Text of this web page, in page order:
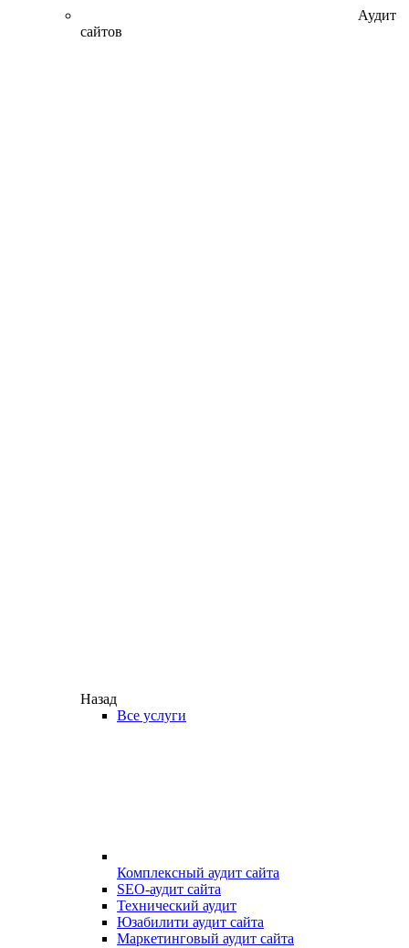
Аудит
сайтов
Назад
Все услуги
Комплексный аудит сайта
SEO-аудит сайта
Технический аудит
Юзабилити аудит сайта
Маркетинговый аудит сайта